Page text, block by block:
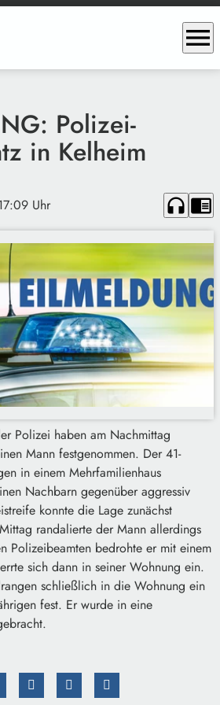
menu
Polizei-
in Kelheim
Uhr headphones chrome_reader_mode
Polizei haben am Nachmittag
Mann festgenommen. Der 41-
in einem Mehrfamilienhaus
Nachbarn gegenüber aggressiv
konnte die Lage zunächst
randalierte der Mann allerdings
Polizeibeamten bedrohte er mit einem
sich dann in seiner Wohnung ein.
schließlich in die Wohnung ein
fest. Er wurde in eine